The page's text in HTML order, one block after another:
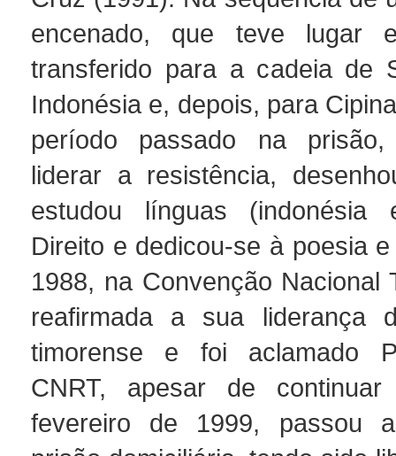
encenado, que teve lugar
transferido para a cadeia de
Indonésia e, depois, para
período passado na
liderar a resistência,
estudou línguas
Direito e dedicou-se à poesia
1988, na Convenção Nacional
reafirmada a sua liderança
timorense e foi aclamado
CNRT, apesar de
fevereiro de 1999, passou